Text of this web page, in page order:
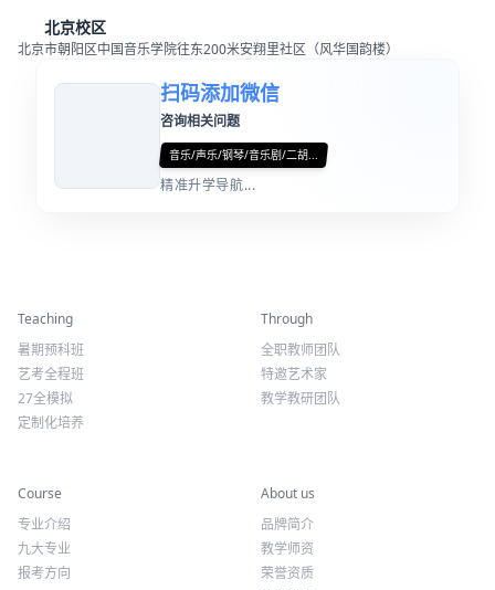
北京校区
北京市朝阳区中国音乐学院往东200米安翔里社区（风华国韵楼）
扫码添加微信
咨询相关问题
音乐/声乐/钢琴/音乐剧/二胡...
精准升学导航...
Teaching
暑期预科班
艺考全程班
27全模拟
定制化培养
Through
全职教师团队
特邀艺术家
教学教研团队
Course
专业介绍
九大专业
报考方向
About us
品牌简介
教学师资
荣誉资质